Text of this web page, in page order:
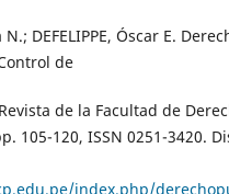
DEFELIPPE, Óscar E.
de
de la Facultad de
105-120, ISSN 0251-3420.
index.php/